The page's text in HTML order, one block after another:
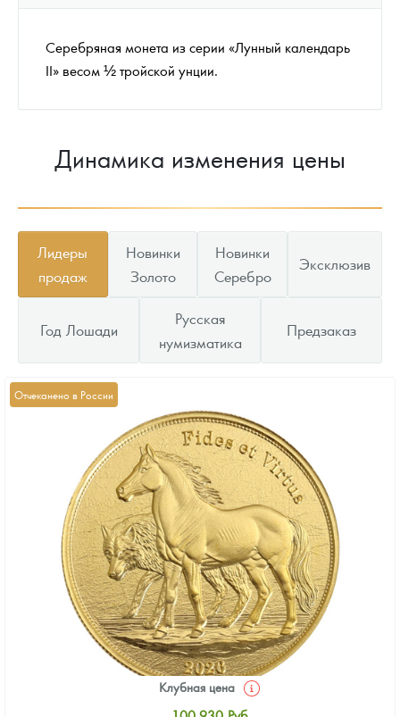
Серебряная монета из серии «Лунный календарь
II» весом ½ тройской унции.
Динамика изменения цены
Лидеры
продаж
Новинки
Золото
Новинки
Серебро
Эксклюзив
Год Лошади
Русская
нумизматика
Предзаказ
Отчеканено в России
Клубная цена